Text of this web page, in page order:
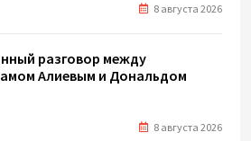
8 августа 2026
разговор между
Алиевым и Дональдом
8 августа 2026